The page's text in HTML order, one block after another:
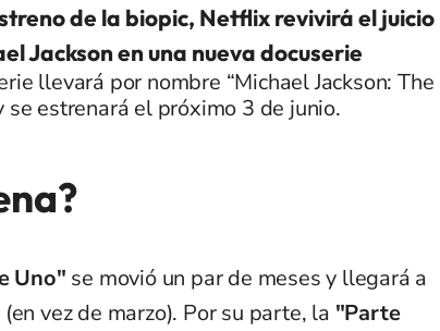
de la biopic, Netflix revivirá el juicio
Jackson en una nueva docuserie
llevará por nombre “Michael Jackson: The
se estrenará el próximo 3 de junio.
Uno" se movió un par de meses y llegará a
(en vez de marzo). Por su parte, la "Parte